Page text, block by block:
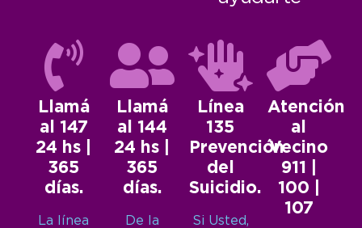
Llamá
al 147
24 hs |
365
días.
La línea
Llamá
al 144
24 hs |
365
días.
De la
Línea
135
Prevención
del
Suicidio.
Si Usted,
Atención
al
Vecino
911 |
100 |
107